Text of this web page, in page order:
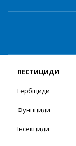
ПЕСТИЦИДИ
Гербіциди
Фунгіциди
Інсекциди